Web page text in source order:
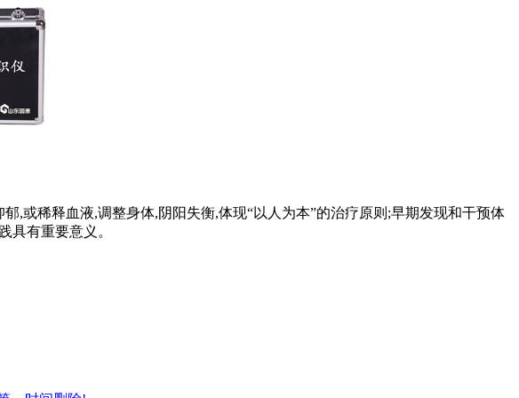
,或稀释血液,调整身体,阴阳失衡,体现“以人为本”的治疗原则;早期发现和干预体
具有重要意义。